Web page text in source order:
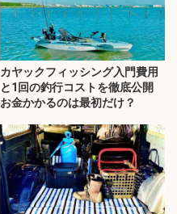
カヤックフィッシング入門費用
と1回の釣行コストを徹底公開
お金かかるのは最初だけ？